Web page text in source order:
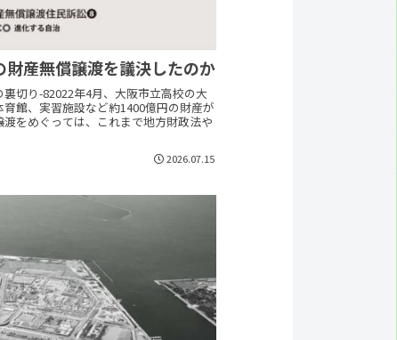
産無償譲渡を議決したのか
切り-82022年4月、大阪市立高校の大
館、実習施設など約1400億円の財産が
をめぐっては、これまで地方財政法や
2026.07.15